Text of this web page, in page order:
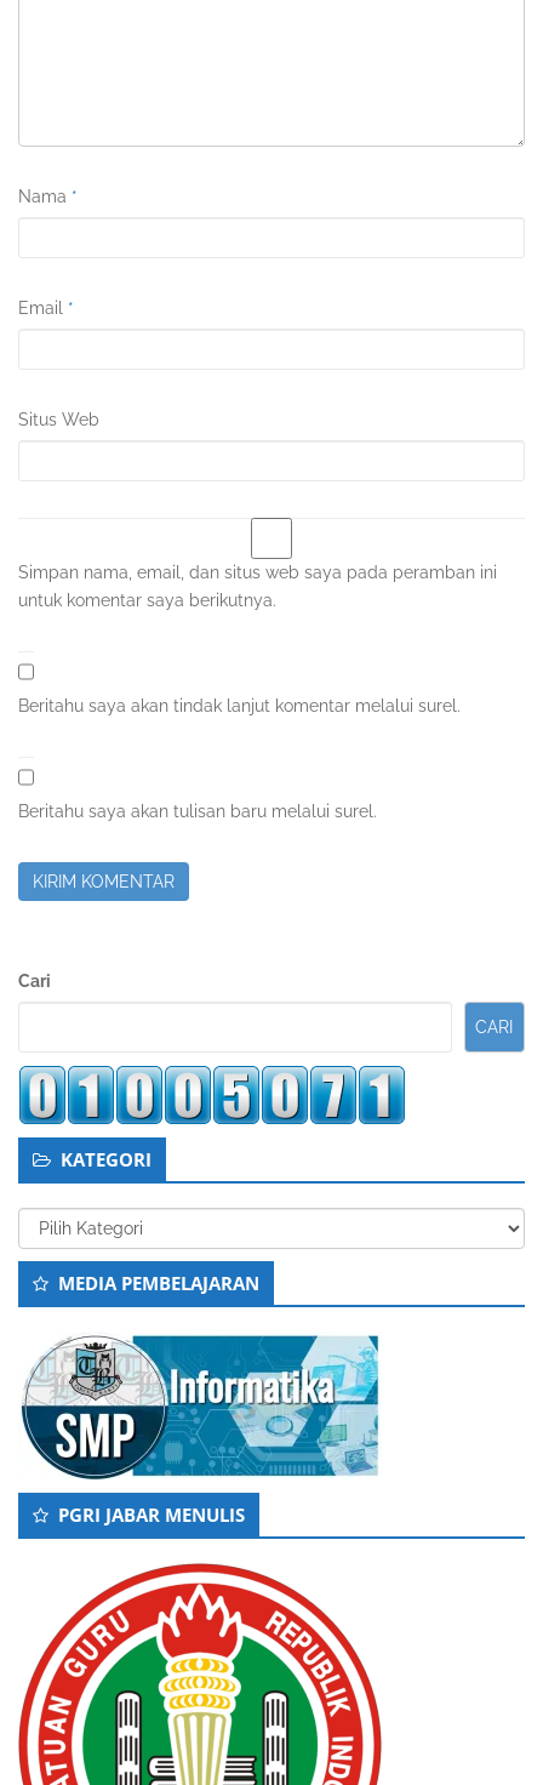
Nama *
Email *
Situs Web
Simpan nama, email, dan situs web saya pada peramban ini
untuk komentar saya berikutnya.
Beritahu saya akan tindak lanjut komentar melalui surel.
Beritahu saya akan tulisan baru melalui surel.
Sidebar
Cari
CARI
KATEGORI
Kategori
MEDIA PEMBELAJARAN
PGRI JABAR MENULIS